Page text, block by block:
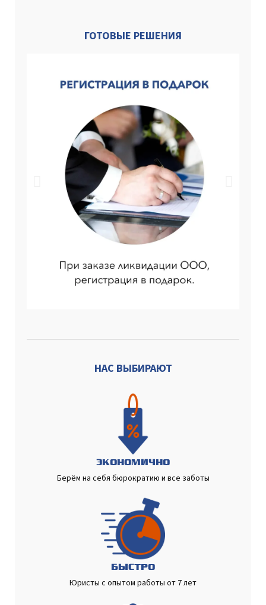
ГОТОВЫЕ РЕШЕНИЯ
НАС ВЫБИРАЮТ
ЭКОНОМИЧНО
Берём на себя бюрократию и все заботы
БЫСТРО
Юристы с опытом работы от 7 лет